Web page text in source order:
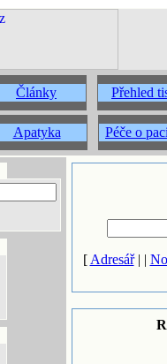
Články Přehled
Apatyka Péče o
[ Adresář| |